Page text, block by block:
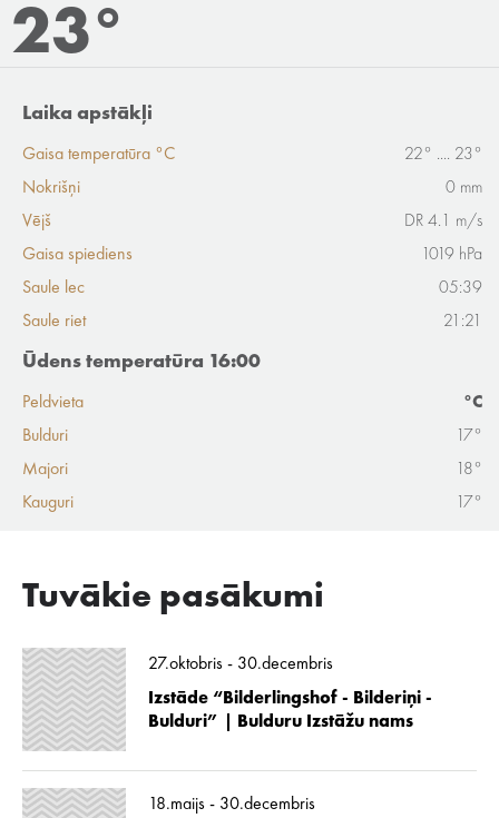
23°
Laika apstākļi
Gaisa temperatūra °C
22° .... 23°
Nokrišņi
0 mm
Vējš
DR 4.1 m/s
Gaisa spiediens
1019 hPa
Saule lec
05:39
Saule riet
21:21
Ūdens temperatūra 16:00
Peldvieta
°C
Bulduri
17°
Majori
18°
Kauguri
17°
Tuvākie pasākumi
27.oktobris - 30.decembris
Izstāde “Bilderlingshof - Bilderiņi -
Bulduri” | Bulduru Izstāžu nams
18.maijs - 30.decembris